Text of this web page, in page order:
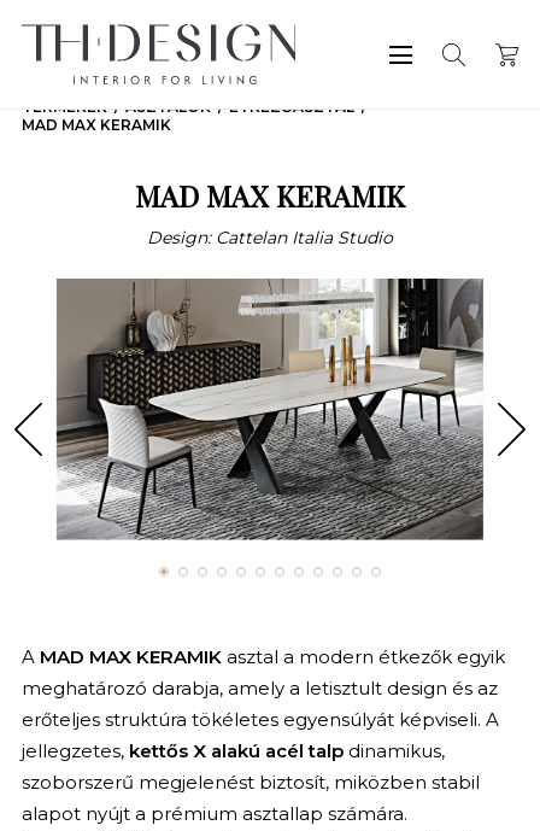
TERMÉKEK ASZTALOK
ÉTKEZŐASZTAL
MAD MAX KERAMIK
MAD MAX KERAMIK
Design: Cattelan Italia Studio
A MAD MAX KERAMIK asztal a modern étkezők egyik
meghatározó darabja, amely a letisztult design és az
erőteljes struktúra tökéletes egyensúlyát képviseli. A
jellegzetes, kettős X alakú acél talpdinamikus,
szoborszerű megjelenést biztosít, miközben stabil
alapot nyújt a prémium asztallap számára.